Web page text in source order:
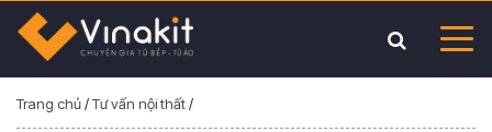
Trang chủ/Tư vấn nội thất/